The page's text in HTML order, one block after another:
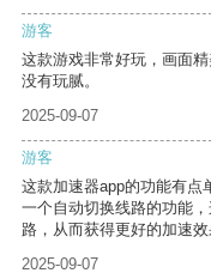
游客
这款游戏非常好玩，画面
没有玩腻。
2025-09-07
游客
这款加速器app的功能有点
一个自动切换线路的功能
路，从而获得更好的加速效
2025-09-07